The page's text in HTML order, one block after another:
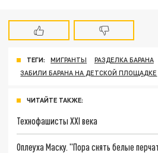
ТЕГИ: МИГРАНТЫ
РАЗДЕЛКА БАРАНА
ЗАБИЛИ БАРАНА НА ДЕТСКОЙ ПЛОЩАДКЕ
ЧИТАЙТЕ ТАКЖЕ:
Технофашисты XXI века
Оплеуха Маску. "Пора снять белые